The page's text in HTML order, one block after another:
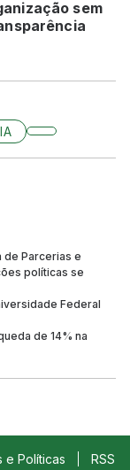
sem
de Parcerias e
políticas se
Federal
de 14% na
e Políticas RSS